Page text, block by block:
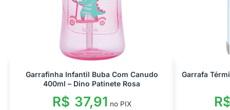
Garrafinha Infantil Buba Com Canudo
400ml – Dino Patinete Rosa
R$ 37,91 no PIX
Garrafa